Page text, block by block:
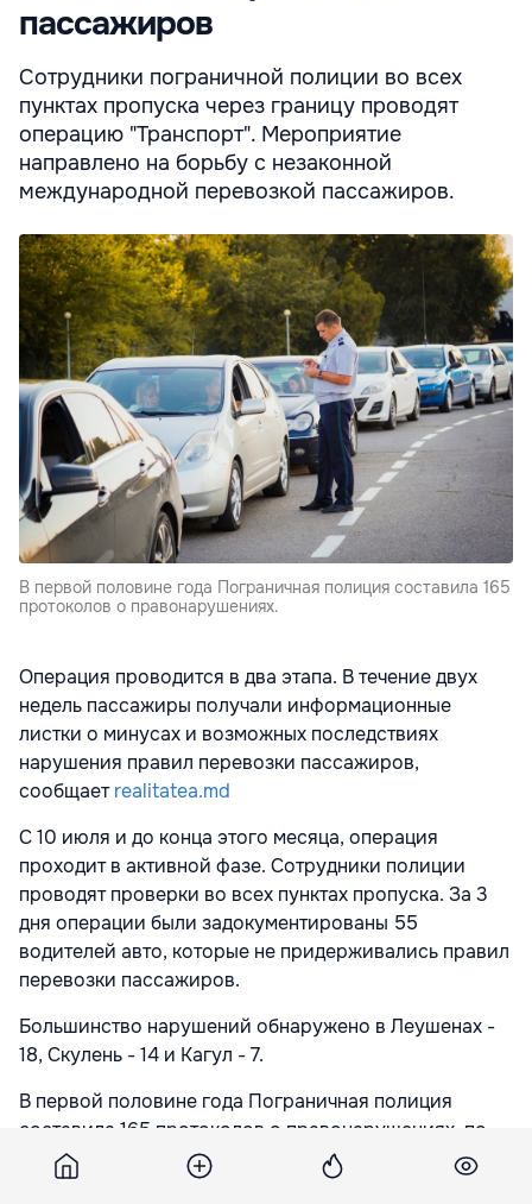
пассажиров
Сотрудники пограничной полиции во всех
пунктах пропуска через границу проводят
операцию "Транспорт". Мероприятие
направлено на борьбу с незаконной
международной перевозкой пассажиров.
В первой половине года Пограничная полиция составила 165
протоколов о правонарушениях.
Операция проводится в два этапа. В течение двух
недель пассажиры получали информационные
листки о минусах и возможных последствиях
нарушения правил перевозки пассажиров,
сообщаетrealitatea.md
С 10 июля и до конца этого месяца, операция
проходит в активной фазе. Сотрудники полиции
проводят проверки во всех пунктах пропуска. За 3
дня операции были задокументированы 55
водителей авто, которые не придерживались правил
перевозки пассажиров.
Большинство нарушений обнаружено в Леушенах -
18, Скулень - 14 и Кагул - 7.
В первой половине года Пограничная полиция
составила 165 протоколов о правонарушениях, по
статье 197 Кодекса о правонарушениях.